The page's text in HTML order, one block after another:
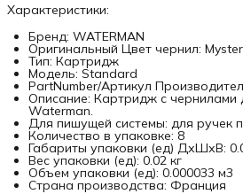
Характеристики:
Бренд: WATERMAN
Оригинальный Цвет чернил:
Тип: Картридж
Модель: Standard
PartNumber/Артикул
Описание: Картридж с чернилами
Waterman.
Для пишущей системы: для ручек
Количество в упаковке: 8
Габариты упаковки (ед) ДхШхВ:
Вес упаковки (ед): 0.02 кг
Объем упаковки (ед): 0.000033 м3
Страна производства: Франция